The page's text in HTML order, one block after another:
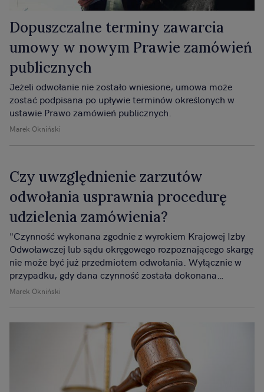
Dopuszczalne terminy zawarcia
umowy w nowym Prawie zamówień
publicznych
Marek Okniński
Jeżeli odwołanie nie zostało wniesione, umowa może
zostać podpisana po upływie terminów określonych w
ustawie Prawo zamówień publicznych.
Czy uwzględnienie zarzutów
odwołania usprawnia procedurę
udzielenia zamówienia?
Marek Okniński
"Czynność wykonana zgodnie z wyrokiem Krajowej Izby
Odwoławczej lub sądu okręgowego rozpoznającego skargę
nie może być już przedmiotem odwołania. Wyłącznie w
przypadku, gdy dana czynność została dokonana
odmienne (tj. niezgodnie z wyrokiem Izby), to podlega ona